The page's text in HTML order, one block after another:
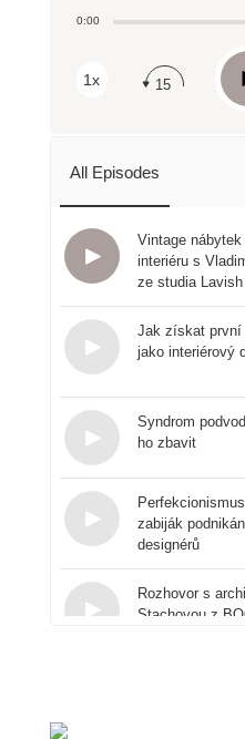
0:00
1x 15
All Episodes
Vintage
interiéru s
ze studia Lavish
Jak získat
jako interiérový
Syndrom
ho zbavit
Loading...
zabiják
designérů
Rozhovor s
Stachovou z
Share: